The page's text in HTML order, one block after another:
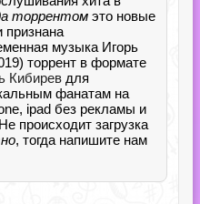
торрентом это новые
признана
музыка Игорь
торрент в формате
Кибирев для
фанатам на
ipad без рекламы и
происходит загрузка
, тогда напишите нам